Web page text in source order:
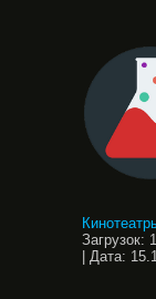
Загрузок:
Дата: